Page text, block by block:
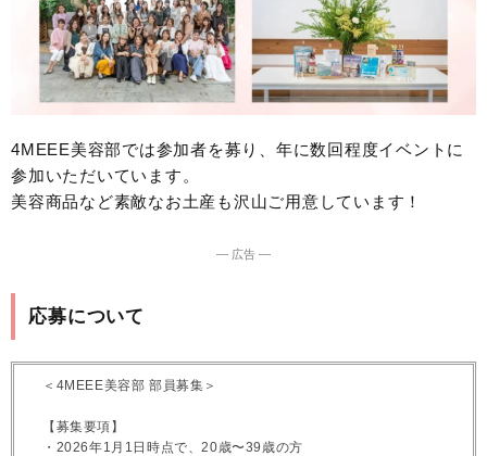
4MEEE美容部では参加者を募り、年に数回程度イベントに
参加いただいています。
美容商品など素敵なお土産も沢山ご用意しています！
― 広告 ―
応募について
＜4MEEE美容部 部員募集＞
【募集要項】
・2026年1月1日時点で、20歳〜39歳の方